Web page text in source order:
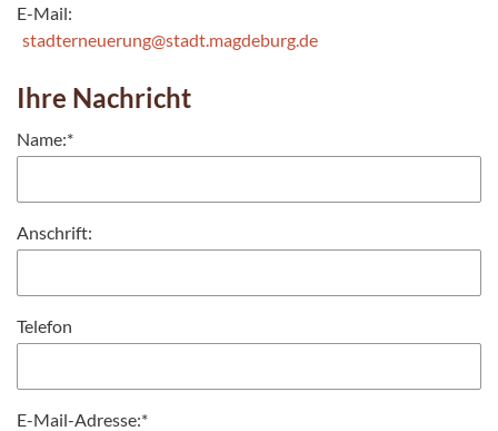
E-Mail:
stadterneuerung@stadt.magdeburg.de
Ihre Nachricht
Name:*
Anschrift:
Telefon
E-Mail-Adresse:*